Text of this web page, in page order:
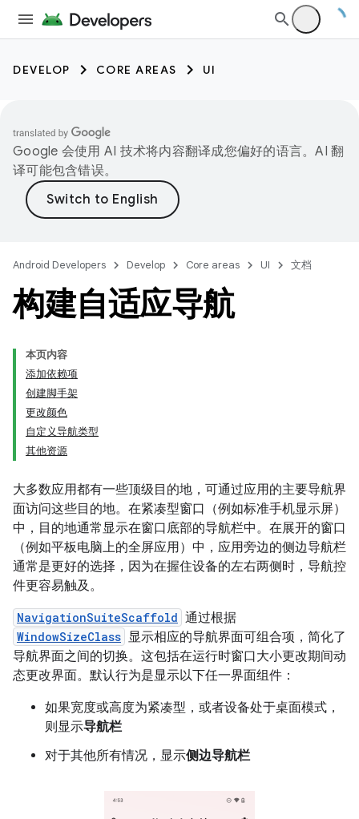
DEVELOP CORE AREAS UI
Google 会使用 AI 技术将内容翻译成您偏好的语言。AI 翻
译可能包含错误。
Android Developers Develop Core areas UI 文档
构建自适应导航
本页内容
添加依赖项
创建脚手架
更改颜色
自定义导航类型
其他资源
大多数应用都有一些顶级目的地，可通过应用的主要导航界
面访问这些目的地。在紧凑型窗口（例如标准手机显示屏）
中，目的地通常显示在窗口底部的导航栏中。在展开的窗口
（例如平板电脑上的全屏应用）中，应用旁边的侧边导航栏
通常是更好的选择，因为在握住设备的左右两侧时，导航控
件更容易触及。
NavigationSuiteScaffold 通过根据
WindowSizeClass 显示相应的导航界面可组合项，简化了
导航界面之间的切换。这包括在运行时窗口大小更改期间动
态更改界面。默认行为是显示以下任一界面组件：
如果宽度或高度为紧凑型，或者设备处于桌面模式，
则显示导航栏
对于其他所有情况，显示侧边导航栏